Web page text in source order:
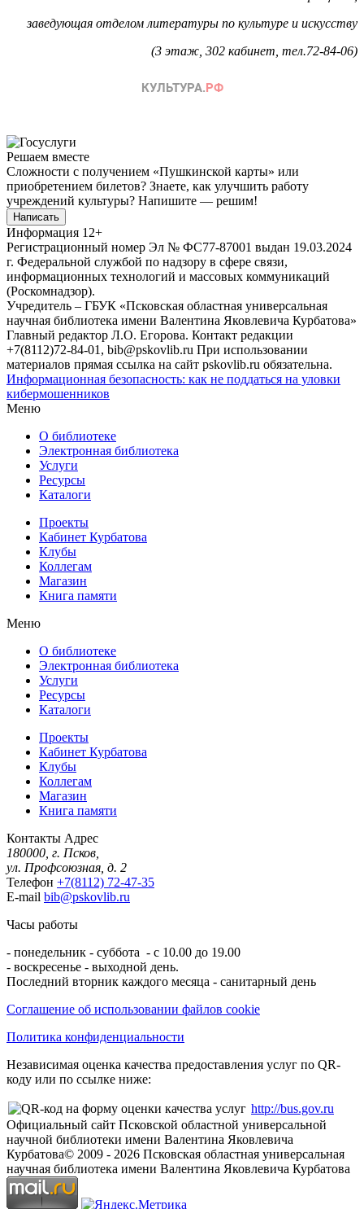
заведующая отделом литературы по культуре и искусству
(3 этаж, 302 кабинет, тел.72-84-06)
Решаем вместе
Сложности с получением «Пушкинской карты» или
приобретением билетов? Знаете, как улучшить работу
учреждений культуры? Напишите — решим!
Написать
Информация 12+
Регистрационный номер Эл № ФС77-87001 выдан 19.03.2024
г. Федеральной службой по надзору в сфере связи,
информационных технологий и массовых коммуникаций
(Роскомнадзор).
Учредитель – ГБУК «Псковская областная универсальная
научная библиотека имени Валентина Яковлевича Курбатова»
Главный редактор Л.О. Егорова. Контакт редакции
+7(8112)72-84-01, bib@pskovlib.ru При использовании
материалов прямая ссылка на сайт pskovlib.ru обязательна.
Информационная безопасность: как не поддаться на уловки
кибермошенников
Меню
О библиотеке
Электронная библиотека
Услуги
Ресурсы
Каталоги
Проекты
Кабинет Курбатова
Клубы
Коллегам
Магазин
Книга памяти
Меню
О библиотеке
Электронная библиотека
Услуги
Ресурсы
Каталоги
Проекты
Кабинет Курбатова
Клубы
Коллегам
Магазин
Книга памяти
Контакты Адрес
180000, г. Псков,
ул. Профсоюзная, д. 2
Телефон +7(8112) 72-47-35
E-mail bib@pskovlib.ru
Часы работы
- понедельник - суббота - с 10.00 до 19.00
- воскресенье - выходной день.
Последний вторник каждого месяца - санитарный день
Соглашение об использовании файлов cookie
Политика конфиденциальности
Независимая оценка качества предоставления услуг по QR-
коду или по ссылке ниже:
http://bus.gov.ru
Официальный сайт Псковской областной универсальной
научной библиотеки имени Валентина Яковлевича
Курбатова© 2009 - 2026 Псковская областная универсальная
научная библиотека имени Валентина Яковлевича Курбатова